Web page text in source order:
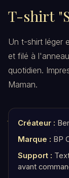
T-shirt
Un t-shirt léger
et filé à
quotidien.
Maman.
Créateur :
Marque : BP
Support :
avant